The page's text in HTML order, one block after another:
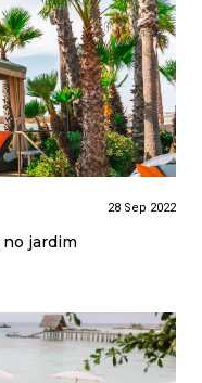
28 Sep 2022
jardim